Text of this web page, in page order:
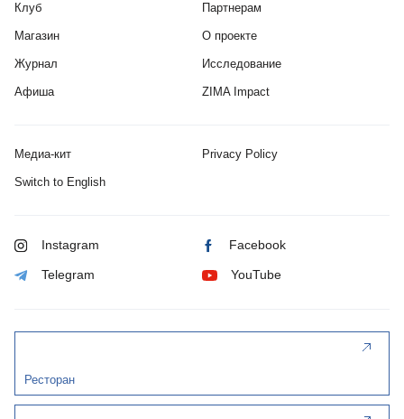
Клуб
Магазин
Журнал
Афиша
Партнерам
О проекте
Исследование
ZIMA Impact
Медиа-кит Privacy Policy
Switch to English
Instagram Facebook
Telegram YouTube
Ресторан